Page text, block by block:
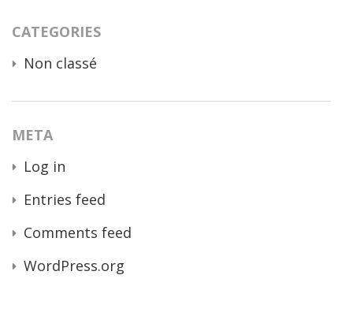
CATEGORIES
Non classé
META
Log in
Entries feed
Comments feed
WordPress.org